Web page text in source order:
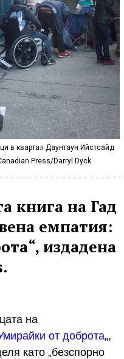
в квартал Даунтаун Ийстсайд
Press/Darryl Dyck
книга на Гад
емпатия:
издадена
на
от доброта„,
като „безспорно